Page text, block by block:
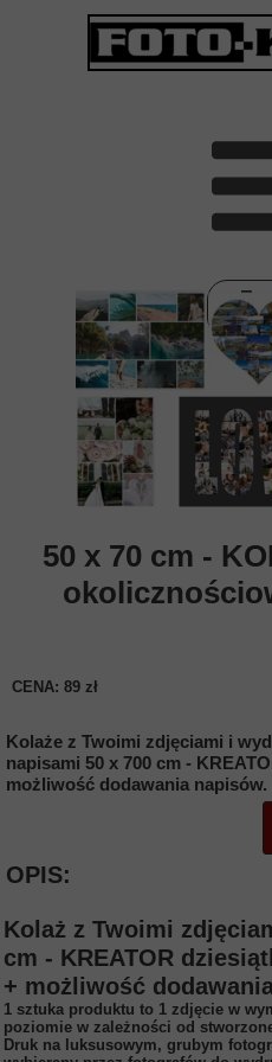
Kolaż z Twoimi
cm - KREATOR
+ możliwość
1 sztuka produktu to 1 zdjęcie w
poziomie w zależności od
Druk na luksusowym, grubym
OPIS:
Kolaże z Twoimi zdjęciami i
napisami 50 x 700 cm -
możliwość dodawania napisów.
50 x 70 cm -
CENA: 89 zł